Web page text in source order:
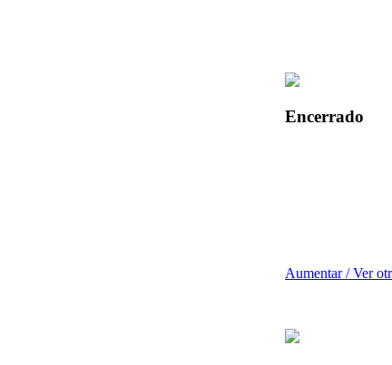
Encerrado
Aumentar / Ver